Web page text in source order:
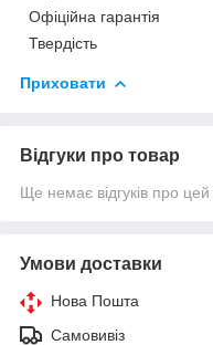
Офіційна гарантія
Твердість
Приховати
Відгуки про товар
Ще немає відгуків про цей
Умови доставки
Нова Пошта
Самовивіз